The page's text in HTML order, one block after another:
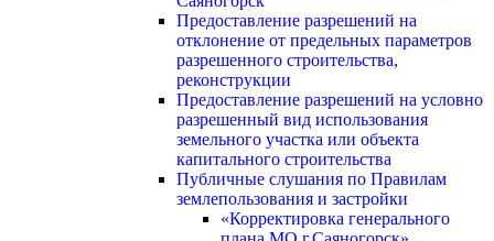
Предоставление разрешений на
отклонение от предельных параметров
разрешенного строительства,
реконструкции
Предоставление разрешений на условно
разрешенный вид использования
земельного участка или объекта
капитального строительства
Публичные слушания по Правилам
землепользования и застройки
«Корректировка генерального